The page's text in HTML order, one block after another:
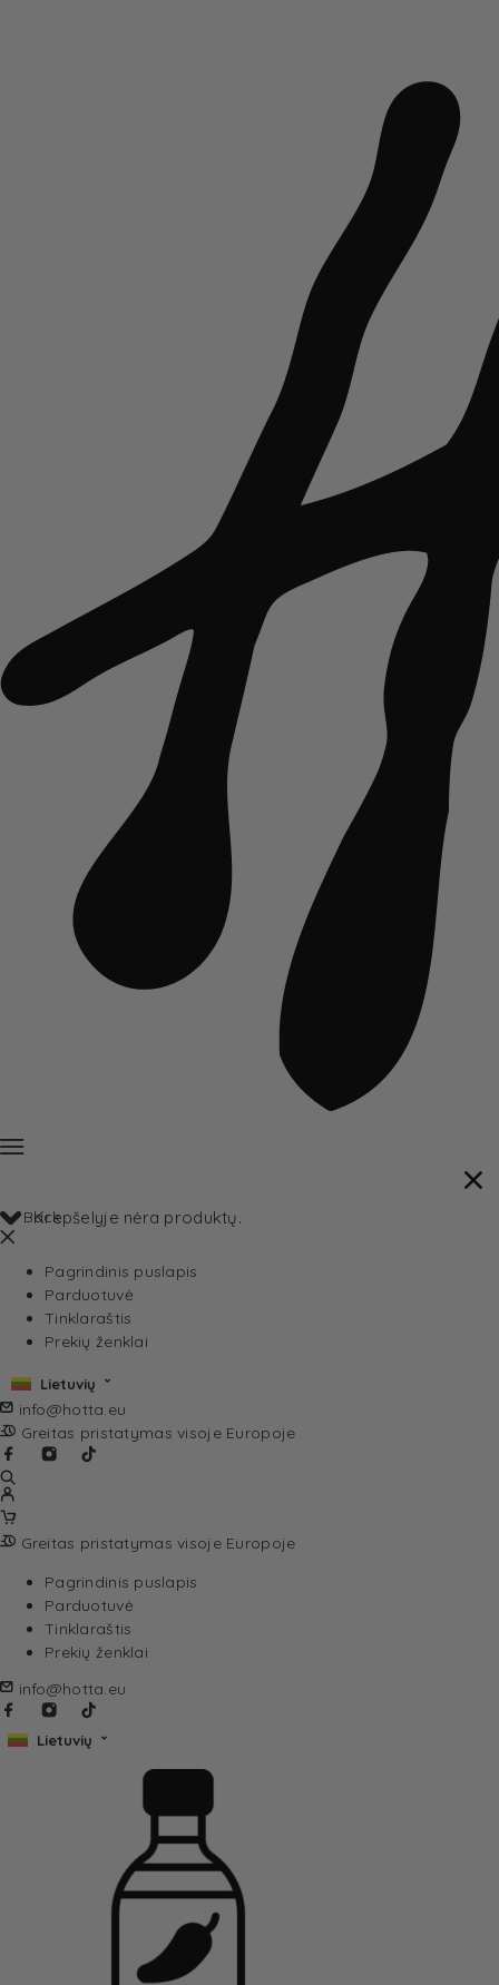
Krepšelyje nėra produktų.
Back
Pagrindinis puslapis
Parduotuvė
Tinklaraštis
Prekių ženklai
Lietuvių
info@hotta.eu
Greitas pristatymas visoje Europoje
Greitas pristatymas visoje Europoje
Pagrindinis puslapis
Parduotuvė
Tinklaraštis
Prekių ženklai
info@hotta.eu
Lietuvių